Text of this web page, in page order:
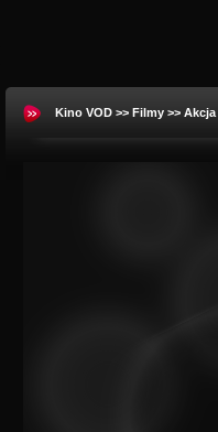
Kino VOD >> Filmy >> Akcja